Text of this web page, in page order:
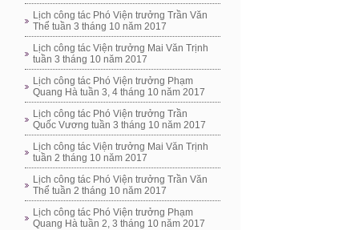
Lịch công tác Phó Viện trưởng Trần Văn
Thể tuần 3 tháng 10 năm 2017
Lịch công tác Viện trưởng Mai Văn Trịnh
tuần 3 tháng 10 năm 2017
Lịch công tác Phó Viện trưởng Phạm
Quang Hà tuần 3, 4 tháng 10 năm 2017
Lịch công tác Phó Viện trưởng Trần
Quốc Vương tuần 3 tháng 10 năm 2017
Lịch công tác Viện trưởng Mai Văn Trịnh
tuần 2 tháng 10 năm 2017
Lịch công tác Phó Viện trưởng Trần Văn
Thể tuần 2 tháng 10 năm 2017
Lịch công tác Phó Viện trưởng Phạm
Quang Hà tuần 2, 3 tháng 10 năm 2017